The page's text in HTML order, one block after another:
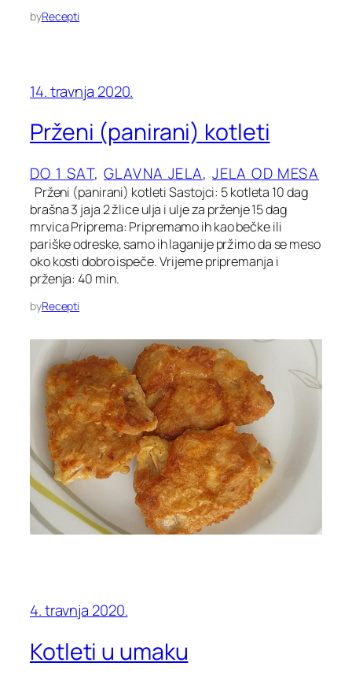
byRecepti
14. travnja 2020.
Prženi (panirani) kotleti
DO 1 SAT, GLAVNA JELA, JELA OD MESA
Prženi (panirani) kotleti Sastojci: 5 kotleta 10 dag
brašna 3 jaja 2 žlice ulja i ulje za prženje 15 dag
mrvica Priprema: Pripremamo ih kao bečke ili
pariške odreske, samo ih laganije pržimo da se meso
oko kosti dobro ispeče. Vrijeme pripremanja i
prženja: 40 min.
byRecepti
4. travnja 2020.
Kotleti u umaku